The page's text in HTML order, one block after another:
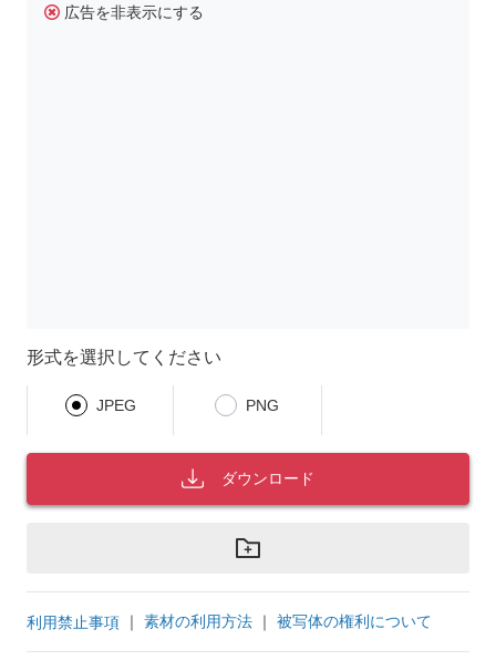
広告を非表示にする
形式を選択してください
JPEG PNG
ダウンロード
利用禁止事項 ｜ 素材の利用方法 ｜ 被写体の権利について